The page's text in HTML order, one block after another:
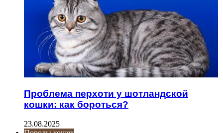
Проблема перхоти у шотландской
кошки: как бороться?
23.08.2025